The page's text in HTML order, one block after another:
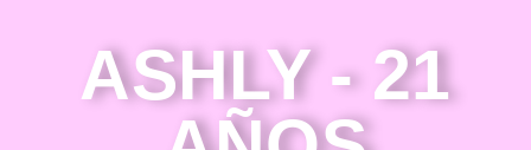
ASHLY - 21